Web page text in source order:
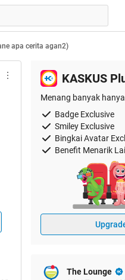
apa cerita agan2)
KASKUS
Menang banyak
Badge Exclusive
Smiley Exclusive
Bingkai Avatar
Benefit Menarik
The Lounge